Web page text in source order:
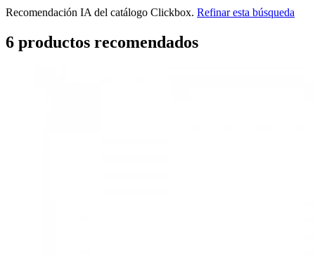
Recomendación IA del catálogo Clickbox. Refinar esta búsqueda
6 productos recomendados